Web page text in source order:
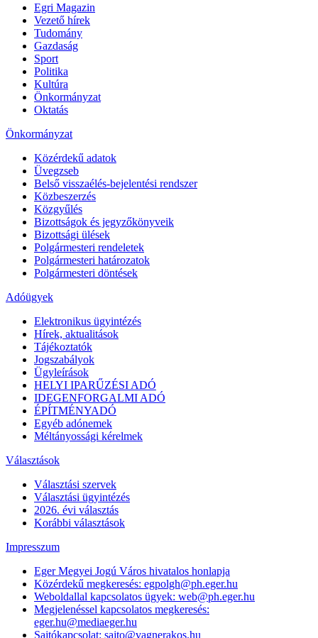
Egri Magazin
Vezető hírek
Tudomány
Gazdaság
Sport
Politika
Kultúra
Önkormányzat
Oktatás
Önkormányzat
Közérdekű adatok
Üvegzseb
Belső visszaélés-bejelentési rendszer
Közbeszerzés
Közgyűlés
Bizottságok és jegyzőkönyveik
Bizottsági ülések
Polgármesteri rendeletek
Polgármesteri határozatok
Polgármesteri döntések
Adóügyek
Elektronikus ügyintézés
Hírek, aktualitások
Tájékoztatók
Jogszabályok
Ügyleírások
HELYI IPARŰZÉSI ADÓ
IDEGENFORGALMI ADÓ
ÉPÍTMÉNYADÓ
Egyéb adónemek
Méltányossági kérelmek
Választások
Választási szervek
Választási ügyintézés
2026. évi választás
Korábbi választások
Impresszum
Eger Megyei Jogú Város hivatalos honlapja
Közérdekű megkeresés: egpolgh@ph.eger.hu
Weboldallal kapcsolatos ügyek: web@ph.eger.hu
Megjelenéssel kapcsolatos megkeresés:
eger.hu@mediaeger.hu
Sajtókapcsolat: sajto@vagnerakos.hu